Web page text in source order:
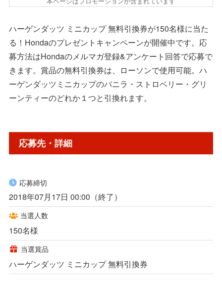
ハーゲンダッツ ミニカップ 無料引換券が150名様に当た
る！Hondaのプレゼントキャンペーンが開催中です。応
募方法はHondaのメルマガ登録&アンケート回答で応募で
きます。賞品の無料引換券は、ローソンで使用可能。ハ
ーゲンダッツミニカップのバニラ・ストロベリー・グリ
ーンティーのどれか１つと引換れます。
応募先・詳細
応募締切
2018年07月17日 00:00（終了）
当選人数
150名様
当選賞品
ハーゲンダッツ ミニカップ 無料引換券